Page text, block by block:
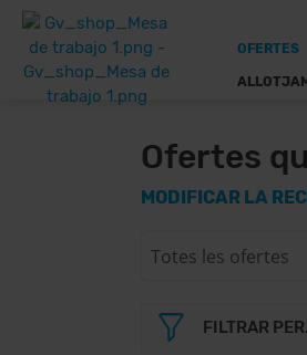
OFERTES
Ofertes
MODIFICAR LA
FILTRAR